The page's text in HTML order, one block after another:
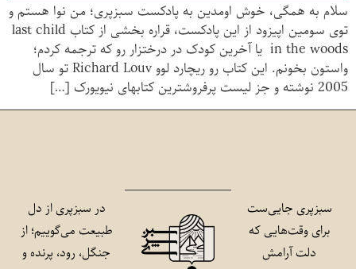
سلام به همگی، خوش اومدین به پادکست سبزپری؛ من نوا هستم و
توی سومین اپیزود از این پادکست، قراره بخشی از کتاب last child
in the woods یا آخرین کودک در درختزار رو که ترجمه کردم؛
واستون بخونم. این کتاب رو ریچارد لوو Richard Louv تو سال
2005 نوشته و جز لیست پرفروشترین کتابهای نیویورک […]
سبزپری جایی‌ست
برای وقت‌هایی که
دلت آرامش
در سبزپری از دل
طبیعت می‌گوییم؛ از
جنگل، رود، پرنده و